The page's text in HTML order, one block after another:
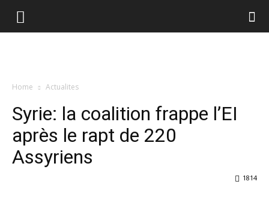
Home Actualites
Syrie: la coalition frappe l’EI
après le rapt de 220
Assyriens
1814